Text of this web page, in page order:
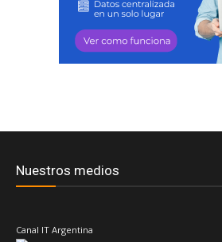
Nuestros medios
Canal IT Argentina